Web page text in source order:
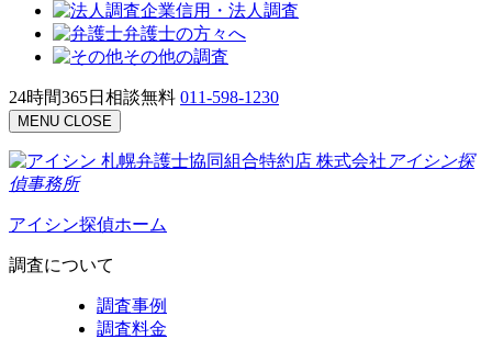
企業信用・法人調査
弁護士の方々へ
その他の調査
24時間365日相談無料 011-598-1230
MENU CLOSE
札幌弁護士協同組合特約店 株式会社 アイシン探
偵事務所
アイシン探偵ホーム
調査について
調査事例
調査料金